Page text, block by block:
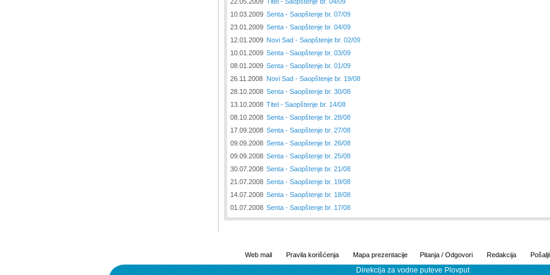
10.03.2009 Senta - Saopštenje br. 07/09
23.01.2009 Senta - Saopštenje br. 04/09
12.01.2009 Novi Sad - Saopštenje br. 02/09
10.01.2009 Senta - Saopštenje br. 03/09
08.01.2009 Senta - Saopštenje br. 01/09
26.11.2008 Novi Sad - Saopštenje br. 19/08
28.10.2008 Senta - Saopštenje br. 30/08
13.10.2008 Titel - Saopštenje br. 14/08
08.10.2008 Senta - Saopštenje br. 28/08
17.09.2008 Senta - Saopštenje br. 27/08
09.09.2008 Senta - Saopštenje br. 26/08
09.09.2008 Senta - Saopštenje br. 25/08
30.07.2008 Senta - Saopštenje br. 21/08
21.07.2008 Senta - Saopštenje br. 19/08
14.07.2008 Senta - Saopštenje br. 18/08
01.07.2008 Senta - Saopštenje br. 17/08
Web mail Pravila korišćenja Mapa prezentacije Pitanja / Odgovori Redakcija
Direkcija za vodne puteve Plovput